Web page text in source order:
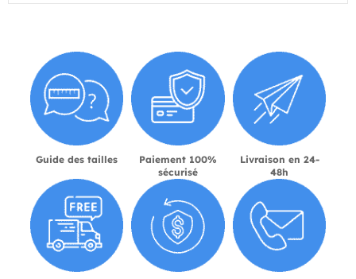
Guide des tailles
Paiement 100%
sécurisé
Livraison en 24-
48h